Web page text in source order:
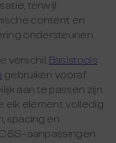
terwijl
content en
ondersteunen.
verschil. Basistools
gebruiken vooraf
aan te passen zijn.
elk element volledig
spacing en
aanpassingen